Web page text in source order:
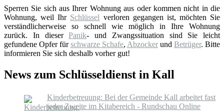
Sperren Sie sich aus Ihrer Wohnung aus oder kommen nicht in die
Wohnung, weil Ihr Schlüssel verloren gegangen ist, möchten Sie
verständlicherweise so schnell wie möglich in Ihre Wohnung
zurück. In dieserPanik- und Zwangssituation sind Sie leicht
gefundene Opfer fürschwarze Schafe, Abzocker und Betrüger. Bitte
informieren Sie sich deshalb vorher gut!
News zum Schlüsseldienst in Kall
Kinderbetreuung: Bei der Gemeinde Kall arbeitet fast
jeder Zweite im Kitabereich - Rundschau Online